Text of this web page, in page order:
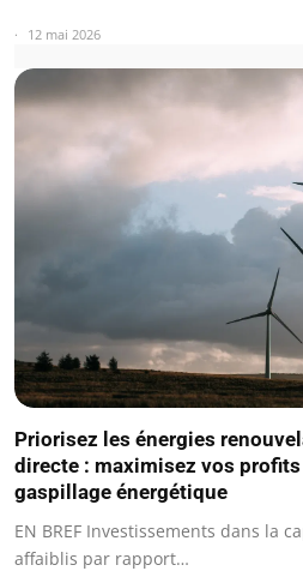
12 mai 2026
Priorisez les énergies
directe : maximisez vos
gaspillage énergétique
EN BREF Investissements dans la
affaiblis par rapport…